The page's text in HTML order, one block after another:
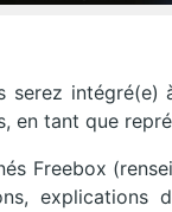
intégré(e)
en tant que
Freebox